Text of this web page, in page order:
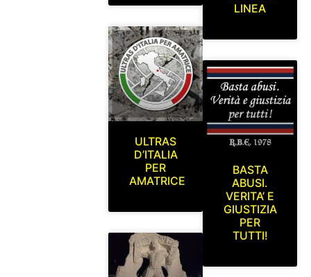
ULTRAS
D’ITALIA
PER
AMATRICE
LINEA
BASTA
ABUSI.
VERITA’ E
GIUSTIZIA
PER
TUTTI!